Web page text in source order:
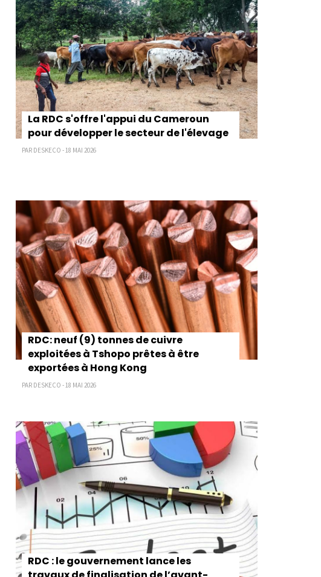
La RDC s'offre l'appui du Cameroun
pour développer le secteur de l'élevage
PAR DESKECO - 18 MAI 2026
RDC: neuf (9) tonnes de cuivre
exploitées à Tshopo prêtes à être
exportées à Hong Kong
PAR DESKECO - 18 MAI 2026
RDC : le gouvernement lance les